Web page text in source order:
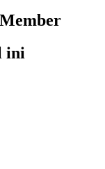
ini